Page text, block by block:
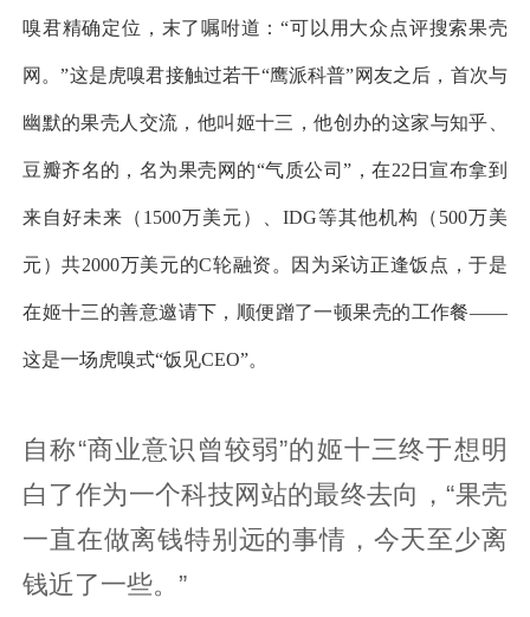
嗅君精确定位，末了嘱咐道：“可以用大众点评搜索果壳
网。”这是虎嗅君接触过若干“鹰派科普”网友之后，首次与
幽默的果壳人交流，他叫姬十三，他创办的这家与知乎、
豆瓣齐名的，名为果壳网的“气质公司”，在22日宣布拿到
来自好未来（1500万美元）、IDG等其他机构（500万美
元）共2000万美元的C轮融资。因为采访正逢饭点，于是
在姬十三的善意邀请下，顺便蹭了一顿果壳的工作餐——
这是一场虎嗅式“饭见CEO”。
自称“商业意识曾较弱”的姬十三终于想明
白了作为一个科技网站的最终去向，“果壳
一直在做离钱特别远的事情，今天至少离
钱近了一些。”